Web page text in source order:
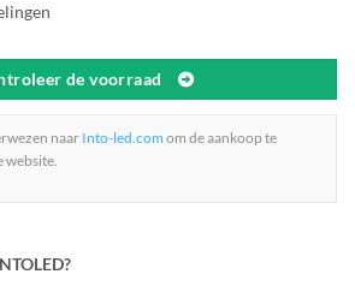
de voorraad
naar Into-led.com om de aankoop te